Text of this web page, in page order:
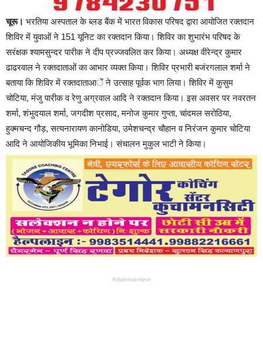
चूरू। भरतिया अस्पताल के ब्लड बैंक में भारत विकास परिषद द्वारा आयोजित रक्तदान
शिविर में युवाओं ने 151 यूनिट का रक्तदान किया। शिविर का शुभारंभ परिषद के
सरंक्षक श्यामसुन्दर पारीक ने दीप प्रज्जवलित कर किया। अध्यक्ष वीरेन्द्र कुमार
ढाढरवाल ने रक्तदाताओं का आभार व्यक्त किया। शिविर प्रभारी बजंरगलाल शर्मा ने
बताया कि शिविर में रक्तदाताआेंं ने उत्साह पूर्वक भाग लिया। शिविर में कुसुम
चोटिया, मंजु पारीक व रेणु अग्रवाल आदि ने रक्तदान किया। इस अवसर पर नवरतन
शर्मा, शंभुदयाल शर्मा, जगदीश प्रसाद, मनोज कुमार गुप्ता, चांदमल सरोठिया,
हुक्मचन्द गौड़, सत्यनारायण कानोडिया, उमेशचन्द्र चौहान व निरंजन कुमार चोटिया
आदि ने आयोजिकीय भूमिका निभाई। संचालन मुकुल भाटी ने किया।
Advertisement